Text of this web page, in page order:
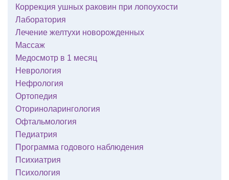
Коррекция ушных раковин при лопоухости
Лаборатория
Лечение желтухи новорожденных
Массаж
Медосмотр в 1 месяц
Неврология
Нефрология
Ортопедия
Оториноларингология
Офтальмология
Педиатрия
Программа годового наблюдения
Психиатрия
Психология